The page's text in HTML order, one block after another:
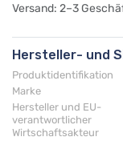
Versand: 2–3
Hersteller- und
Produktidentifikation
Marke
Hersteller und EU-
verantwortlicher
Wirtschaftsakteur